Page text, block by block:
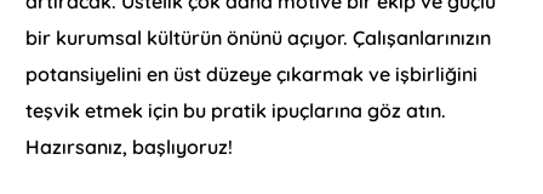
bir kurumsal kültürün önünü açıyor. Çalışanlarınızın
potansiyelini en üst düzeye çıkarmak ve işbirliğini
teşvik etmek için bu pratik ipuçlarına göz atın.
Hazırsanız, başlıyoruz!